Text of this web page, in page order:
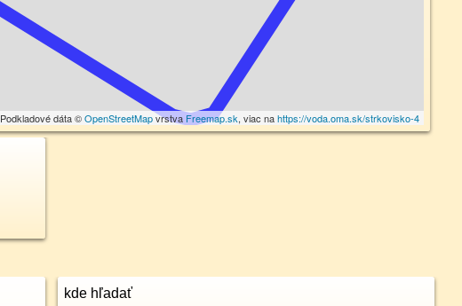
Podkladové dáta ©OpenStreetMapvrstva Freemap.sk, viac nahttps://voda.oma.sk/strkovisko-4
kde hľadať